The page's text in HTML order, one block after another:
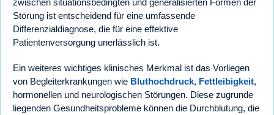
Störung ist entscheidend für eine umfassende
Differenzialdiagnose, die für eine effektive
Patientenversorgung unerlässlich ist.
Ein weiteres wichtiges klinisches Merkmal ist das Vorliegen
von Begleiterkrankungen wie Bluthochdruck, Fettleibigkeit,
hormonellen und neurologischen Störungen. Diese zugrunde
liegenden Gesundheitsprobleme können die Durchblutung, die